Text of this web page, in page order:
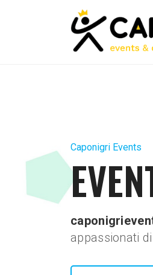
Caponigri Events
appassionati